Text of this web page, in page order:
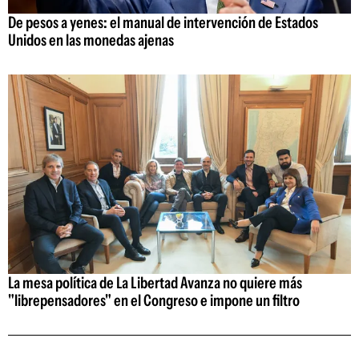
De pesos a yenes: el manual de intervención de Estados
Unidos en las monedas ajenas
La mesa política de La Libertad Avanza no quiere más
"librepensadores" en el Congreso e impone un filtro